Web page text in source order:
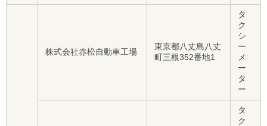
ル
株式会社赤松自動車工場
東京都八丈島八丈
町三根352番地1
タ
ク
シ
ー
メ
ー
タ
ー
タ
ク